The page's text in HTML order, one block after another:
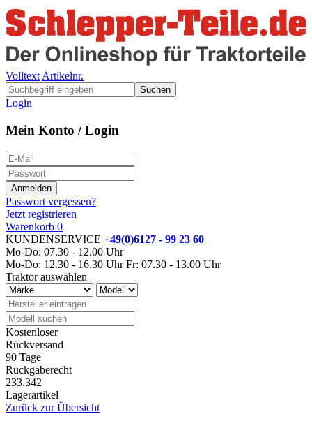
Volltext Artikelnr.
Suchen
Login
Mein Konto / Login
Passwort vergessen?
Jetzt registrieren
Warenkorb 0
KUNDENSERVICE +49(0)6127 - 99 23 60
Mo-Do: 07.30 - 12.00 Uhr
Mo-Do: 12.30 - 16.30 Uhr Fr: 07.30 - 13.00 Uhr
Traktor auswählen
Kostenloser
Rückversand
90 Tage
Rückgaberecht
233.342
Lagerartikel
Zurück zur Übersicht